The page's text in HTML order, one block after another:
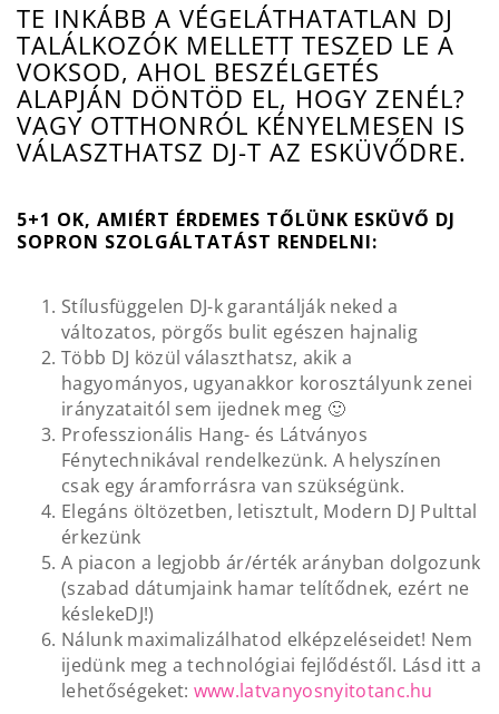
TE INKÁBB A VÉGELÁTHATATLAN DJ
TALÁLKOZÓK MELLETT TESZED LE A
VOKSOD, AHOL BESZÉLGETÉS
ALAPJÁN DÖNTÖD EL, HOGY ZENÉL?
VAGY OTTHONRÓL KÉNYELMESEN IS
VÁLASZTHATSZ DJ-T AZ ESKÜVŐDRE.
5+1 OK, AMIÉRT ÉRDEMES TŐLÜNK ESKÜVŐ DJ
SOPRON SZOLGÁLTATÁST RENDELNI:
Stílusfüggelen DJ-k garantálják neked a
változatos, pörgős bulit egészen hajnalig
Több DJ közül választhatsz, akik a
hagyományos, ugyanakkor korosztályunk zenei
irányzataitól sem ijednek meg 🙂
Professzionális Hang- és Látványos
Fénytechnikával rendelkezünk. A helyszínen
csak egy áramforrásra van szükségünk.
Elegáns öltözetben, letisztult, Modern DJ Pulttal
érkezünk
A piacon a legjobb ár/érték arányban dolgozunk
(szabad dátumjaink hamar telítődnek, ezért ne
késlekeDJ!)
Nálunk maximalizálhatod elképzeléseidet! Nem
ijedünk meg a technológiai fejlődéstől. Lásd itt a
lehetőségeket: www.latvanyosnyitotanc.hu